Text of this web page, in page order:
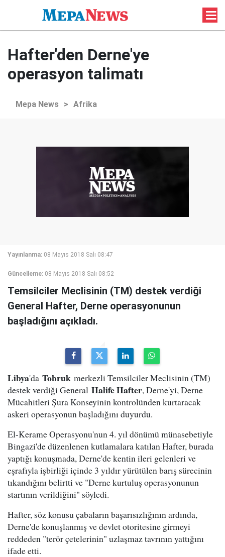
Hafter'den Derne'ye
operasyon talimatı
Mepa News > Afrika
Yayınlanma: 08 Mayıs 2018 Salı 08:47
Güncelleme: 08 Mayıs 2018 Salı 08:52
Temsilciler Meclisinin (TM) destek verdiği
General Hafter, Derne operasyonunun
başladığını açıkladı.
Libya'da Tobruk merkezli Temsilciler Meclisinin (TM)
destek verdiği General Halife Hafter, Derne'yi, Derne
Mücahitleri Şura Konseyinin kontrolünden kurtaracak
askeri operasyonun başladığını duyurdu.
El-Kerame Operasyonu'nun 4. yıl dönümü münasebetiyle
Bingazi'de düzenlenen kutlamalara katılan Hafter, burada
yaptığı konuşmada, Derne'de kentin ileri gelenleri ve
eşrafıyla işbirliği içinde 3 yıldır yürütülen barış sürecinin
tıkandığını belirtti ve "Derne kurtuluş operasyonunun
startının verildiğini" söyledi.
Hafter, söz konusu çabaların başarısızlığının ardında,
Derne'de konuşlanmış ve devlet otoritesine girmeyi
reddeden "terör çetelerinin" uzlaşmaz tavrının yattığını
ifade etti.